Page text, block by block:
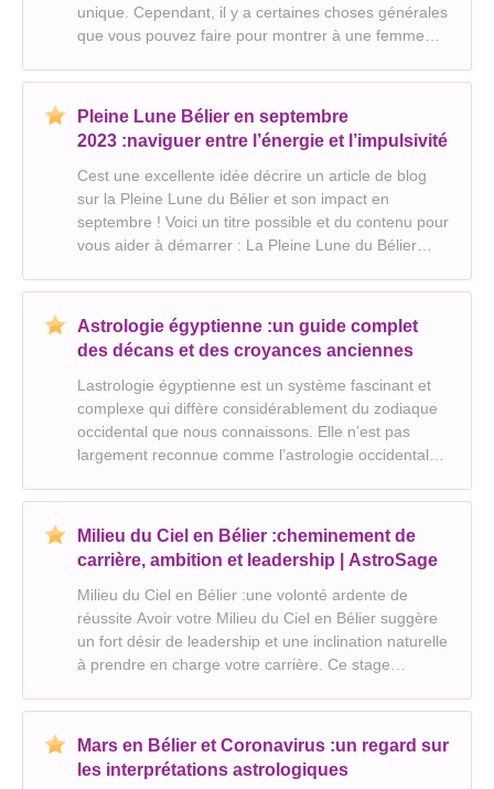
unique. Cependant, il y a certaines choses générales
que vous pouvez faire pour montrer à une femme
lappréciez : Comprendre la femme Bélier : * Indépen
Pleine Lune Bélier en septembre
2023 :naviguer entre l’énergie et l’impulsivité
Cest une excellente idée décrire un article de blog
sur la Pleine Lune du Bélier et son impact en
septembre ! Voici un titre possible et du contenu pour
vous aider à démarrer : La Pleine Lune du Bélier
La Pleine Lune en Bélier du 29 septembre 202
Astrologie égyptienne :un guide complet
des décans et des croyances anciennes
Lastrologie égyptienne est un système fascinant et
complexe qui diffère considérablement du zodiaque
occidental que nous connaissons. Elle n’est pas
largement reconnue comme l’astrologie occidentale,
rapport aux autres systèmes astrologiques. Voici
Milieu du Ciel en Bélier :cheminement de
carrière, ambition et leadership | AstroSage
Milieu du Ciel en Bélier :une volonté ardente de
réussite Avoir votre Milieu du Ciel en Bélier suggère
un fort désir de leadership et une inclination naturelle
à prendre en charge votre carrière. Ce stage
quelquun qui aime les défis et aime innover. Vo
Mars en Bélier et Coronavirus :un regard sur
les interprétations astrologiques